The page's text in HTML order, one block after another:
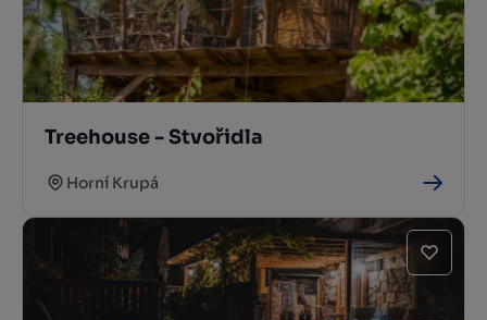
Treehouse - Stvořidla
Horní Krupá